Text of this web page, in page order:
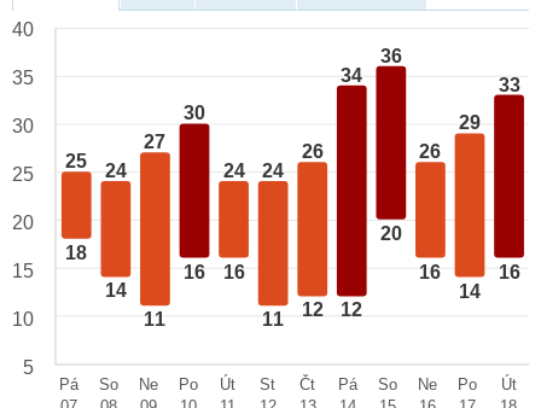
25
18
24
14
27
11
30
16
24
16
24
11
26
12
34
12
36
20
26
16
29
14
33
16
40
35
30
25
20
15
10
5
Pá
So
Ne
Po
Út
St
Čt
Pá
So
Ne
Po
Út